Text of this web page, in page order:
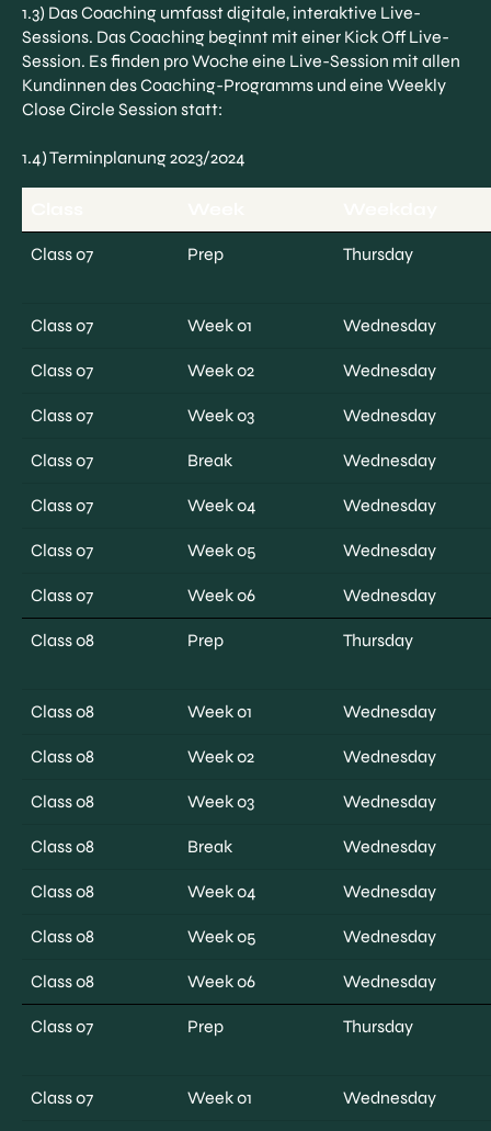
1.3) Das Coaching umfasst digitale, interaktive Live-
Sessions. Das Coaching beginnt mit einer Kick Off Live-
Session. Es finden pro Woche eine Live-Session mit allen
Kundinnen des Coaching-Programms und eine Weekly
Close Circle Session statt:
1.4) Terminplanung 2023/2024
Class 07 Prep Thursday
Class 07 Week 01 Wednesday
Class 07 Week 02 Wednesday
Class 07 Week 03 Wednesday
Class 07 Break Wednesday
Class 07 Week 04 Wednesday
Class 07 Week 05 Wednesday
Class 07 Week 06 Wednesday
Class 08 Prep Thursday
Class 08 Week 01 Wednesday
Class 08 Week 02 Wednesday
Class 08 Week 03 Wednesday
Class 08 Break Wednesday
Class 08 Week 04 Wednesday
Class 08 Week 05 Wednesday
Class 08 Week 06 Wednesday
Class 07 Prep Thursday
Class 07 Week 01 Wednesday